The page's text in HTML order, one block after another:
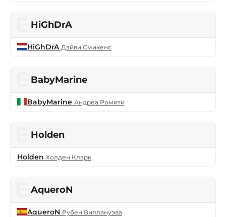
HiGhDrA
HiGhDrA Дэйви Смикенс
BabyMarine
BabyMarine Андреа Ромити
Holden
Holden Холден Кларк
AqueroN
AqueroN Рубен Виллануэва